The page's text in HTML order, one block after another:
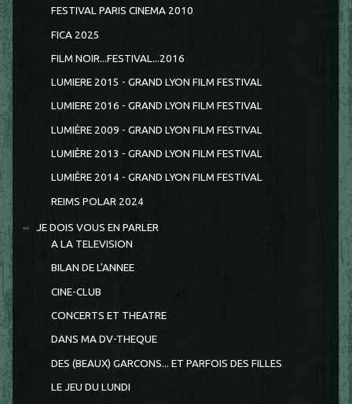
FESTIVAL PARIS CINEMA 2010
FICA 2025
FILM NOIR...FESTIVAL...2016
LUMIERE 2015 - GRAND LYON FILM FESTIVAL
LUMIERE 2016 - GRAND LYON FILM FESTIVAL
LUMIÈRE 2009 - GRAND LYON FILM FESTIVAL
LUMIÈRE 2013 - GRAND LYON FILM FESTIVAL
LUMIÈRE 2014 - GRAND LYON FILM FESTIVAL
REIMS POLAR 2024
JE DOIS VOUS EN PARLER
A LA TELEVISION
BILAN DE L'ANNEE
CINE-CLUB
CONCERTS ET THEATRE
DANS MA DV-THEQUE
DES (BEAUX) GARCONS... ET PARFOIS DES FILLES
LE JEU DU LUNDI